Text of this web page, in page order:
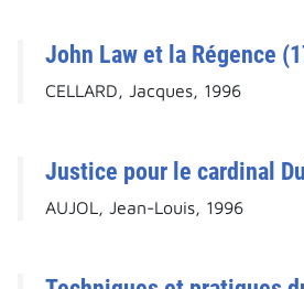
John Law et la Régence
CELLARD, Jacques, 1996
Justice pour le cardinal
AUJOL, Jean-Louis, 1996